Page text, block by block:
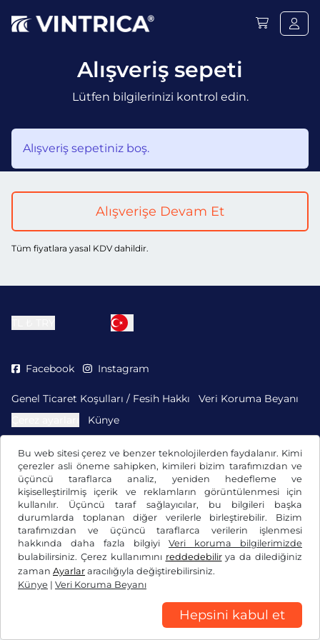
Bu web sitesi çerez ve benzer teknolojilerden faydalanır. Kimi
çerezler asli öneme sahipken, kimileri bizim tarafımızdan ve
üçüncü taraflarca analiz, yeniden hedefleme ve
kişiselleştirilmiş içerik ve reklamların görüntülenmesi için
kullanılır. Üçüncü taraf sağlayıcılar, bu bilgileri başka
durumlarda toplanan diğer verilerle birleştirebilir. Bizim
tarafımızdan ve üçüncü taraflarca verilerin işlenmesi
hakkında daha fazla bilgiyi Veri koruma bilgilerimizde
bulabilirsiniz. Çerez kullanımını reddedebilirya da dilediğiniz
zaman Ayarlar aracılığıyla değiştirebilirsiniz.
Künye | Veri Koruma Beyanı
Hepsini kabul et
Alışveriş sepeti
Lütfen bilgilerinizi kontrol edin.
Alışveriş sepetiniz boş.
Alışverişe Devam Et
Tüm fiyatlara yasal KDV dahildir.
Facebook Instagram
Genel Ticaret Koşulları / Fesih Hakkı
Veri Koruma Beyanı
Künye